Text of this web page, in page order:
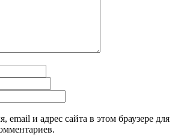
email и адрес сайта в этом браузере для